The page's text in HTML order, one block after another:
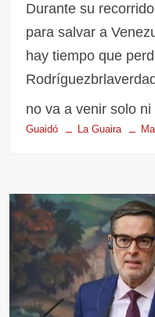
Durante su
para salvar a
hay tiempo que
no va a venir solo
Guaidó La Guaira